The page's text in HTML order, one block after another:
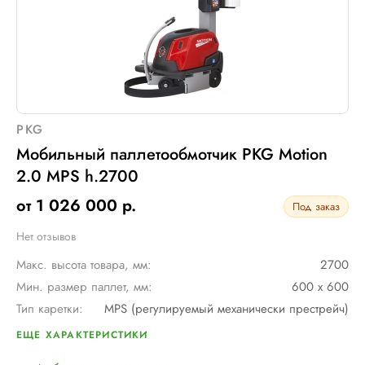
PKG
Мобильный паллетообмотчик PKG Motion
2.0 MPS h.2700
от 1 026 000 р.
Под заказ
Нет отзывов
Макс. высота товара, мм:
2700
Мин. размер паллет, мм:
600 х 600
Тип каретки:
MPS (регулируемый механически престрейч)
Скорость обмотки:
ЕЩЕ ХАРАКТЕРИСТИКИ